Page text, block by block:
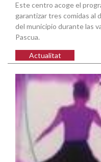
Este centro acoge el
garantizar tres comidas al
del municipio durante las
Pascua.
Actualitat